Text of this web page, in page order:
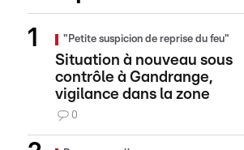
"Petite suspicion de reprise du feu"
Situation à nouveau sous
contrôle à Gandrange,
vigilance dans la zone
0